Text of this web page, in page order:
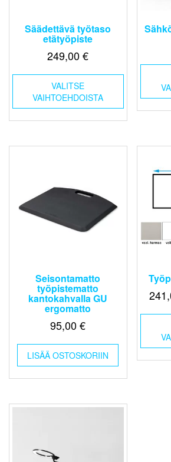
Säädettävä työtaso
etätyöpiste
249,00€
VALITSE
VAIHTOEHDOISTA
Tällä
useampi
muunnelma.
tehdä
tuotteen
Seisontamatto
työpistematto
kantokahvalla GU
ergomatto
95,00€
LISÄÄ OSTOSKORIIN